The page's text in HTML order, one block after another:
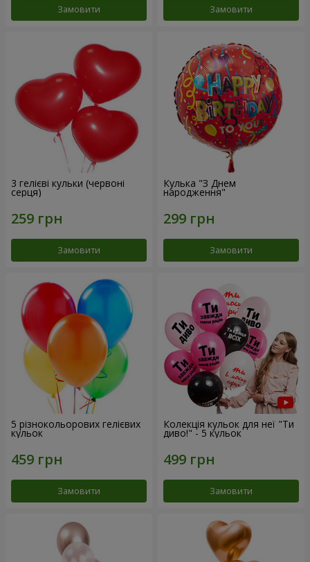
Замовити Замовити
3 гелієві кульки (червоні
серця)
Замовити
Кулька "З Днем
народження"
Замовити
5 різнокольорових гелієвих
кульок
Замовити
Колекція кульок для неї "Ти
диво!" - 5 кульок
Замовити